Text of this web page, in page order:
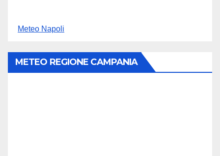
Meteo Napoli
METEO REGIONE CAMPANIA